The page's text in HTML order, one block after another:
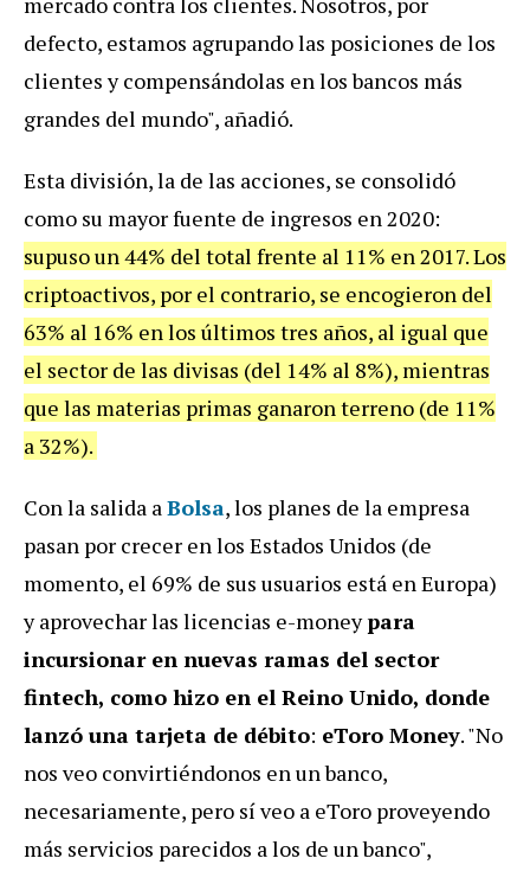
defecto, estamos agrupando las posiciones de los
clientes y compensándolas en los bancos más
grandes del mundo", añadió.
Esta división, la de las acciones, se consolidó
como su mayor fuente de ingresos en 2020:
supuso un 44% del total frente al 11% en 2017. Los
criptoactivos, por el contrario, se encogieron del
63% al 16% en los últimos tres años, al igual que
el sector de las divisas (del 14% al 8%), mientras
que las materias primas ganaron terreno (de 11%
a 32%).
Con la salida aBolsa, los planes de la empresa
pasan por crecer en los Estados Unidos (de
momento, el 69% de sus usuarios está en Europa)
y aprovechar las licencias e-moneypara
incursionar en nuevas ramas del sector
fintech, como hizo en el Reino Unido, donde
lanzó una tarjeta de débito: eToro Money. "No
nos veo convirtiéndonos en un banco,
necesariamente, pero sí veo a eToro proveyendo
más servicios parecidos a los de un banco",